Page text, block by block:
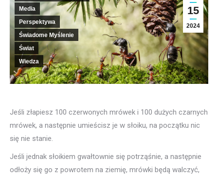
15
2024
Media
Perspektywa
Świadome Myślenie
Świat
Wiedza
Jeśli złapiesz 100 czerwonych mrówek i 100 dużych czarnych
mrówek, a następnie umieścisz je w słoiku, na początku nic
się nie stanie.
Jeśli jednak słoikiem gwałtownie się potrząśnie, a następnie
odłoży się go z powrotem na ziemię, mrówki będą walczyć,